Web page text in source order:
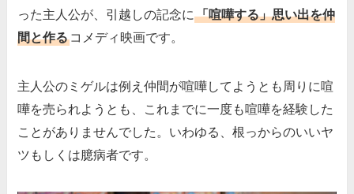
った主人公が、引越しの記念に「喧嘩する」思い出を仲
間と作る コメディ映画です。
主人公のミゲルは例え仲間が喧嘩してようとも周りに喧
嘩を売られようとも、これまでに一度も喧嘩を経験した
ことがありませんでした。いわゆる、根っからのいいヤ
ツもしくは臆病者です。